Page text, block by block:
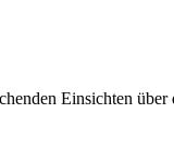
Einsichten